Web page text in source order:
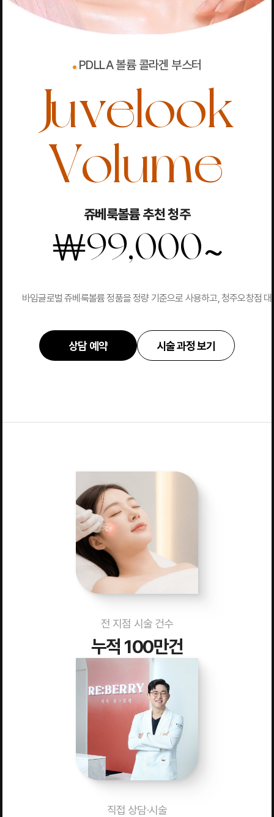
PDLLA 볼륨 콜라겐 부스터
Juvelook
Volume
쥬베룩볼륨 추천 청주
￦99,000~
바임글로벌 쥬베룩볼륨 정품을 정량 기준으로 사용하고, 청주오창점
상담 예약 시술 과정 보기
전 지점 시술 건수
누적 100만건
직접 상담·시술